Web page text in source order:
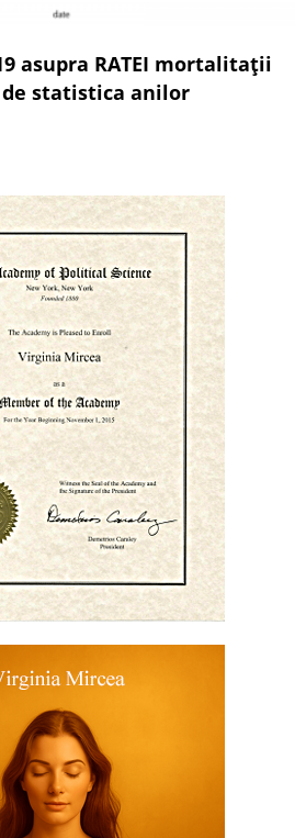
asupra RATEI mortalitații
de statistica anilor